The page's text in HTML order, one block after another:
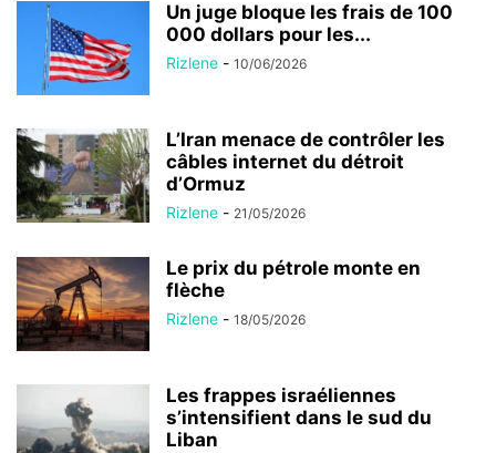
Un juge bloque les frais de 100
000 dollars pour les...
Rizlene - 10/06/2026
L’Iran menace de contrôler les
câbles internet du détroit
d’Ormuz
Rizlene - 21/05/2026
Le prix du pétrole monte en
flèche
Rizlene - 18/05/2026
Les frappes israéliennes
s’intensifient dans le sud du
Liban